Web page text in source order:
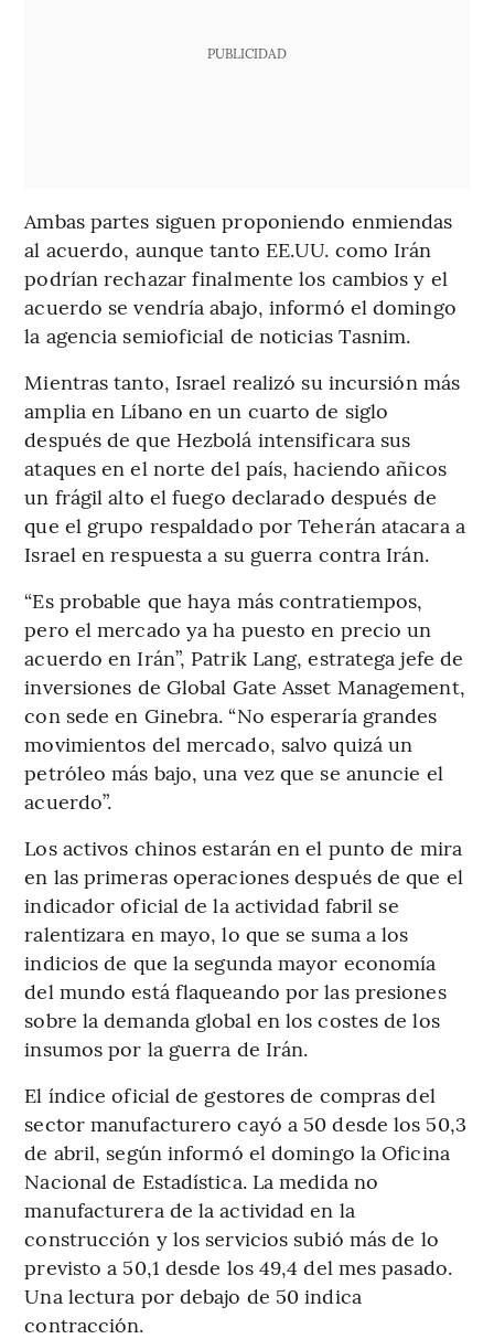
PUBLICIDAD
Ambas partes siguen proponiendo enmiendas
al acuerdo, aunque tanto EE.UU. como Irán
podrían rechazar finalmente los cambios y el
acuerdo se vendría abajo, informó el domingo
la agencia semioficial de noticias Tasnim.
Mientras tanto, Israel realizó su incursión más
amplia en Líbano en un cuarto de siglo
después de que Hezbolá intensificara sus
ataques en el norte del país, haciendo añicos
un frágil alto el fuego declarado después de
que el grupo respaldado por Teherán atacara a
Israel en respuesta a su guerra contra Irán.
“Es probable que haya más contratiempos,
pero el mercado ya ha puesto en precio un
acuerdo en Irán”, Patrik Lang, estratega jefe de
inversiones de Global Gate Asset Management,
con sede en Ginebra. “No esperaría grandes
movimientos del mercado, salvo quizá un
petróleo más bajo, una vez que se anuncie el
acuerdo”.
Los activos chinos estarán en el punto de mira
en las primeras operaciones después de que el
indicador oficial de la actividad fabril se
ralentizara en mayo, lo que se suma a los
indicios de que la segunda mayor economía
del mundo está flaqueando por las presiones
sobre la demanda global en los costes de los
insumos por la guerra de Irán.
El índice oficial de gestores de compras del
sector manufacturero cayó a 50 desde los 50,3
de abril, según informó el domingo la Oficina
Nacional de Estadística. La medida no
manufacturera de la actividad en la
construcción y los servicios subió más de lo
previsto a 50,1 desde los 49,4 del mes pasado.
Una lectura por debajo de 50 indica
contracción.